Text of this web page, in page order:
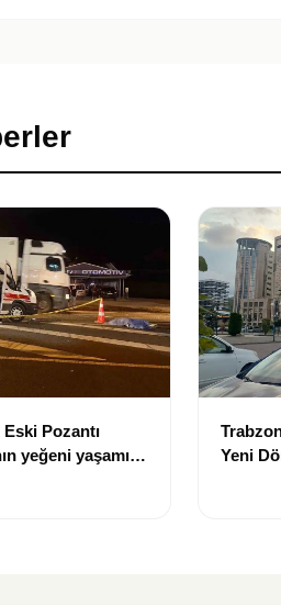
Eski Pozantı
yeğeni yaşamını
Yeni